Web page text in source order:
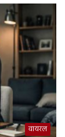
वायरल